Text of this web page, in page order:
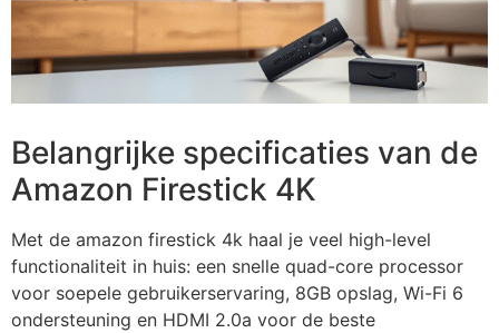
Belangrijke specificaties van de
Amazon Firestick 4K
Met de amazon firestick 4k haal je veel high-level
functionaliteit in huis: een snelle quad-core processor
voor soepele gebruikerservaring, 8GB opslag, Wi-Fi 6
ondersteuning en HDMI 2.0a voor de beste